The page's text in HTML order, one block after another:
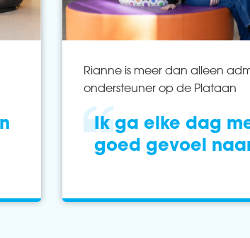
Rianne is meer dan alleen
ondersteuner op de Plataan
Ik ga elke dag
goed gevoel